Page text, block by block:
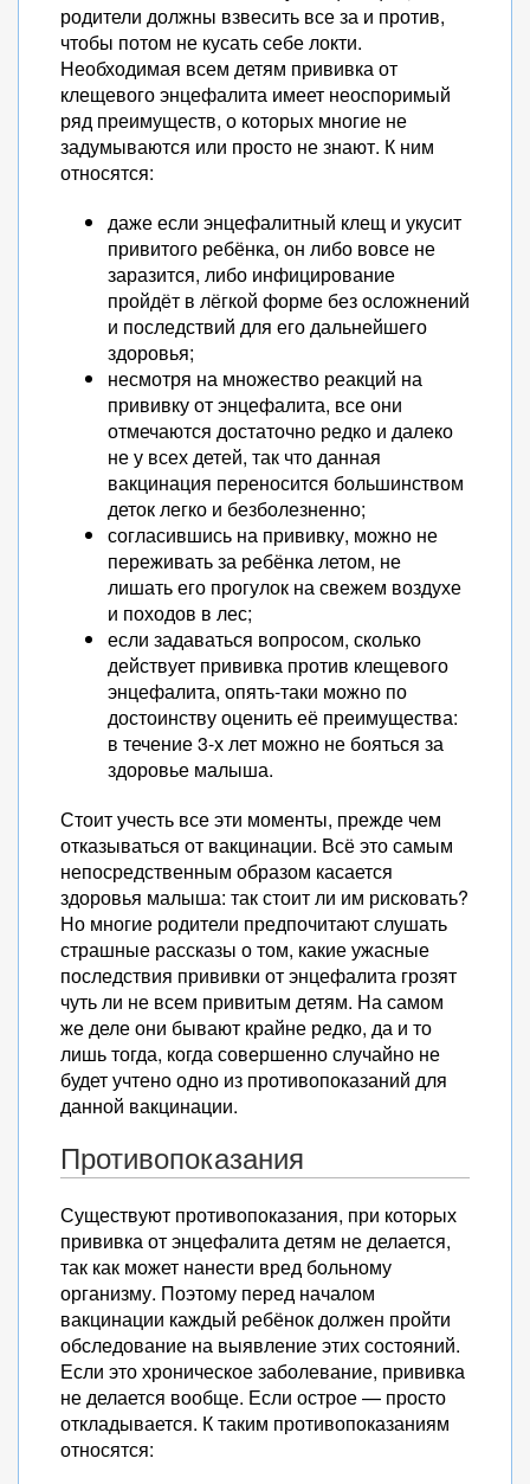
родители должны взвесить все за и против,
чтобы потом не кусать себе локти.
Необходимая всем детям прививка от
клещевого энцефалита имеет неоспоримый
ряд преимуществ, о которых многие не
задумываются или просто не знают. К ним
относятся:
даже если энцефалитный клещ и укусит
привитого ребёнка, он либо вовсе не
заразится, либо инфицирование
пройдёт в лёгкой форме без осложнений
и последствий для его дальнейшего
здоровья;
несмотря на множество реакций на
прививку от энцефалита, все они
отмечаются достаточно редко и далеко
не у всех детей, так что данная
вакцинация переносится большинством
деток легко и безболезненно;
согласившись на прививку, можно не
переживать за ребёнка летом, не
лишать его прогулок на свежем воздухе
и походов в лес;
если задаваться вопросом, сколько
действует прививка против клещевого
энцефалита, опять-таки можно по
достоинству оценить её преимущества:
в течение 3-х лет можно не бояться за
здоровье малыша.
Стоит учесть все эти моменты, прежде чем
отказываться от вакцинации. Всё это самым
непосредственным образом касается
здоровья малыша: так стоит ли им рисковать?
Но многие родители предпочитают слушать
страшные рассказы о том, какие ужасные
последствия прививки от энцефалита грозят
чуть ли не всем привитым детям. На самом
же деле они бывают крайне редко, да и то
лишь тогда, когда совершенно случайно не
будет учтено одно из противопоказаний для
данной вакцинации.
Противопоказания
Существуют противопоказания, при которых
прививка от энцефалита детям не делается,
так как может нанести вред больному
организму. Поэтому перед началом
вакцинации каждый ребёнок должен пройти
обследование на выявление этих состояний.
Если это хроническое заболевание, прививка
не делается вообще. Если острое — просто
откладывается. К таким противопоказаниям
относятся: